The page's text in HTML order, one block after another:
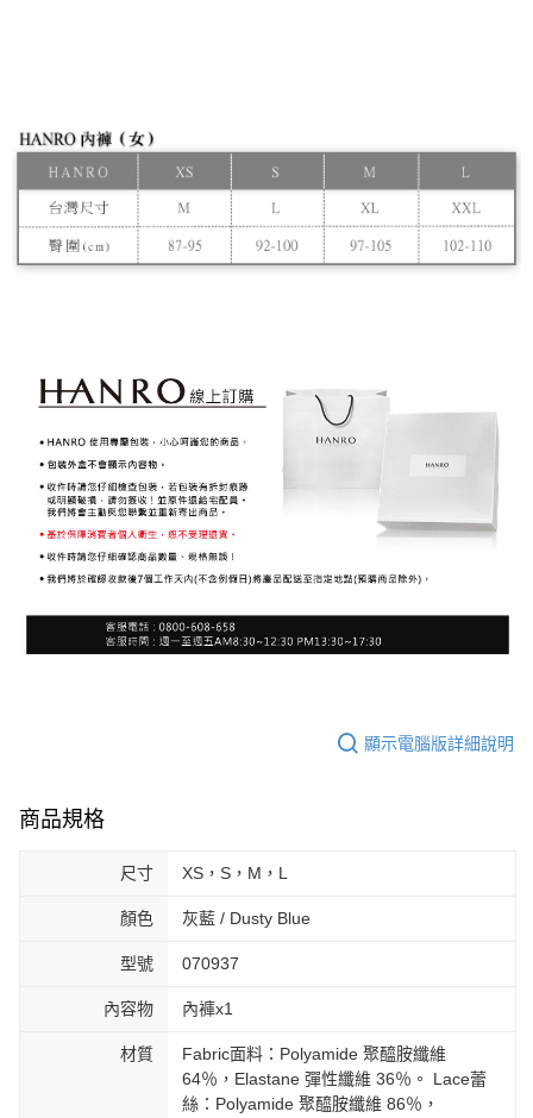
顯示電腦版詳細說明
商品規格
尺寸 XS，S，M，L
顏色 灰藍 / Dusty Blue
型號 070937
內容物 內褲x1
材質
Fabric面料：Polyamide 聚醯胺纖維
64％，Elastane 彈性纖維 36％。 Lace蕾
絲：Polyamide 聚醯胺纖維 86％，